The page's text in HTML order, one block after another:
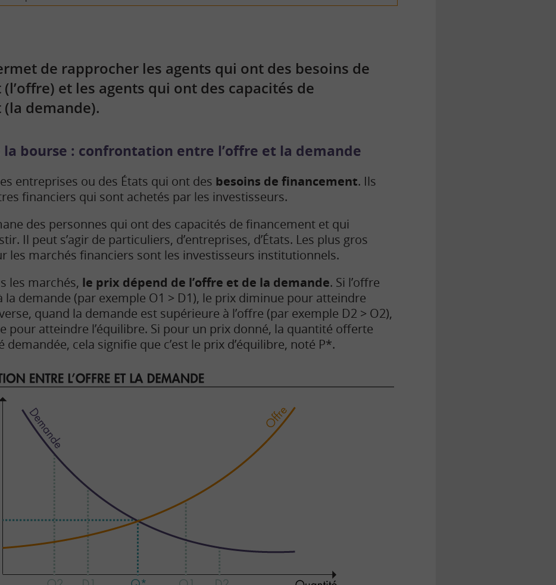
de rapprocher les agents qui ont des besoins de
et les agents qui ont des capacités de
demande).
bourse : confrontation entre l’offre et la demande
entreprises ou des États qui ont des besoins de financement. Ils
financiers qui sont achetés par les investisseurs.
des personnes qui ont des capacités de financement et qui
Il peut s’agir de particuliers, d’entreprises, d’États. Les plus gros
les marchés financiers sont les investisseurs institutionnels.
les marchés, le prix dépend de l’offre et de la demande. Si l’offre
la demande (par exemple O1 > D1), le prix diminue pour atteindre
quand la demande est supérieure à l’offre (par exemple D2 > O2),
pour atteindre l’équilibre. Si pour un prix donné, la quantité offerte
demandée, cela signifie que c’est le prix d’équilibre, noté P*.